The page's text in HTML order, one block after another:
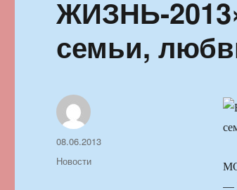
ЖИЗНЬ-
семьи,
—
Автор
Опубликовано
08.06.2013
Рубрики
Новости